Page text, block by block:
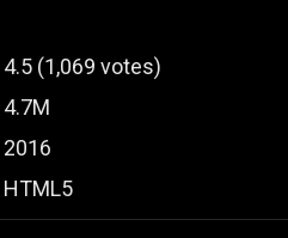
4.5 (1,069 votes)
4.7M
2016
HTML5